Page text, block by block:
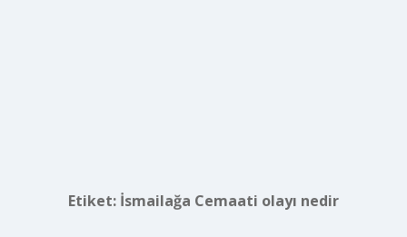
Etiket: İsmailağa Cemaati olayı nedir